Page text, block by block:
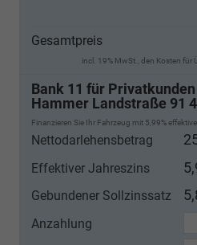
Gesamtpreis
incl. 19% MwSt., den Kosten
Bank 11 für
Hammer Landstraße 91
Finanzieren Sie Ihr Fahrzeug mit 5,99%
Nettodarlehensbetrag
Effektiver Jahreszins
Gebundener Sollzinssatz
Anzahlung